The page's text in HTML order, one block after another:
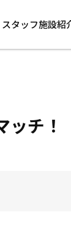
タッフ施設紹
アクセス
チ！